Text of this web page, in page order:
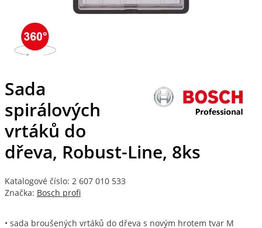
Sada
spirálových
vrtáků do
dřeva, Robust-Line, 8ks
Katalogové číslo: 2 607 010 533
Značka: Bosch profi
• sada broušených vrtáků do dřeva s novým hrotem tvar M